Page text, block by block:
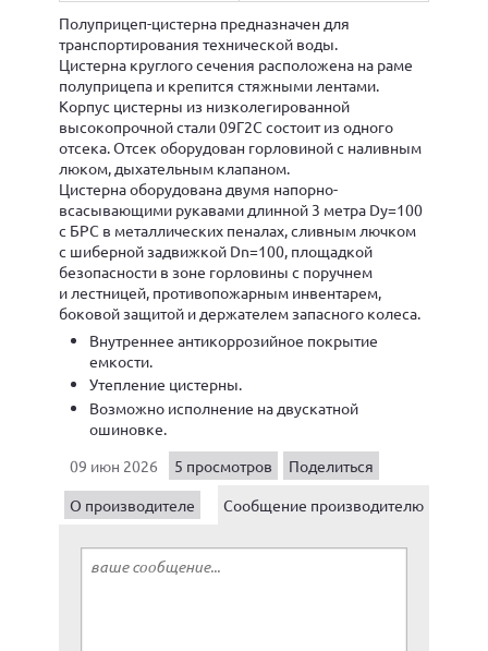
Полуприцеп-цистерна предназначен для
транспортирования технической воды.
Цистерна круглого сечения расположена на раме
полуприцепа и крепится стяжными лентами.
Корпус цистерны из низколегированной
высокопрочной стали 09Г2С состоит из одного
отсека. Отсек оборудован горловиной с наливным
люком, дыхательным клапаном.
Цистерна оборудована двумя напорно-
всасывающими рукавами длинной 3 метра Dу=100
с БРС в металлических пеналах, сливным лючком
с шиберной задвижкой Dn=100, площадкой
безопасности в зоне горловины с поручнем
и лестницей, противопожарным инвентарем,
боковой защитой и держателем запасного колеса.
Внутреннее антикоррозийное покрытие
емкости.
Утепление цистерны.
Возможно исполнение на двускатной
ошиновке.
09 июн 2026
5 просмотров
Поделиться
О производителе
Сообщение производителю